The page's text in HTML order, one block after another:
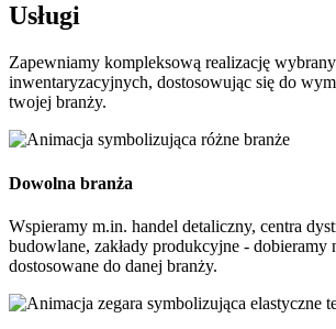
Usługi
Zapewniamy kompleksową realizację
inwentaryzacyjnych, dostosowując się do
twojej branży.
Dowolna branża
Wspieramy m.in. handel detaliczny, centra
budowlane, zakłady produkcyjne - dobieramy
dostosowane do danej branży.